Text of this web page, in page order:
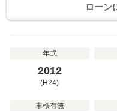
ローン
年式
2012
(H24)
車検有無